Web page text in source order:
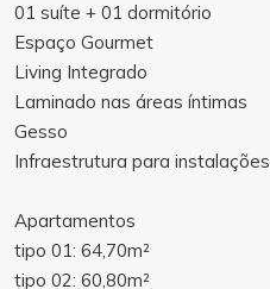
01 suíte + 01 dormitório
Espaço Gourmet
Living Integrado
Laminado nas áreas íntimas
Gesso
Infraestrutura para instalações
Apartamentos
tipo 01: 64,70m²
tipo 02: 60,80m²